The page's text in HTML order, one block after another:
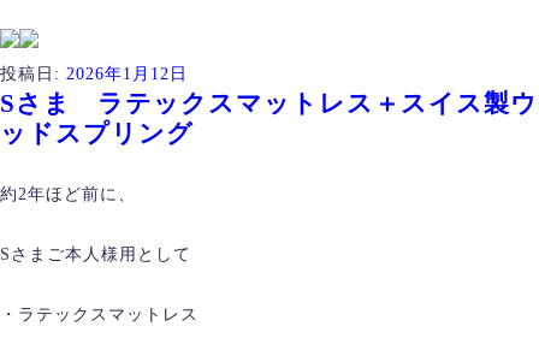
投稿日: 2026年1月12日
Sさま ラテックスマットレス＋スイス製ウ
ッドスプリング
約2年ほど前に、
Sさまご本人様用として
・ラテックスマットレス